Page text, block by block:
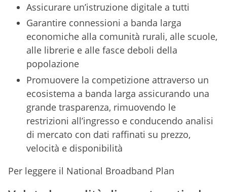
Assicurare un’istruzione digitale a tutti
Garantire connessioni a banda larga
economiche alla comunità rurali, alle scuole,
alle librerie e alle fasce deboli della
popolazione
Promuovere la competizione attraverso un
ecosistema a banda larga assicurando una
grande trasparenza, rimuovendo le
restrizioni all’ingresso e conducendo analisi
di mercato con dati raffinati su prezzo,
velocità e disponibilità
Per leggere il National Broadband Plan